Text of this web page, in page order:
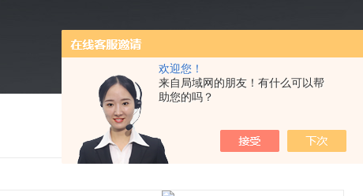
欢迎您！
来自局域网的朋友！有什么可以帮
助您的吗？
我的位置：首页